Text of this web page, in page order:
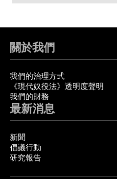
關於我們
我們的治理方式
《現代奴役法》透明度聲明
我們的財務
最新消息
新聞
倡議行動
研究報告